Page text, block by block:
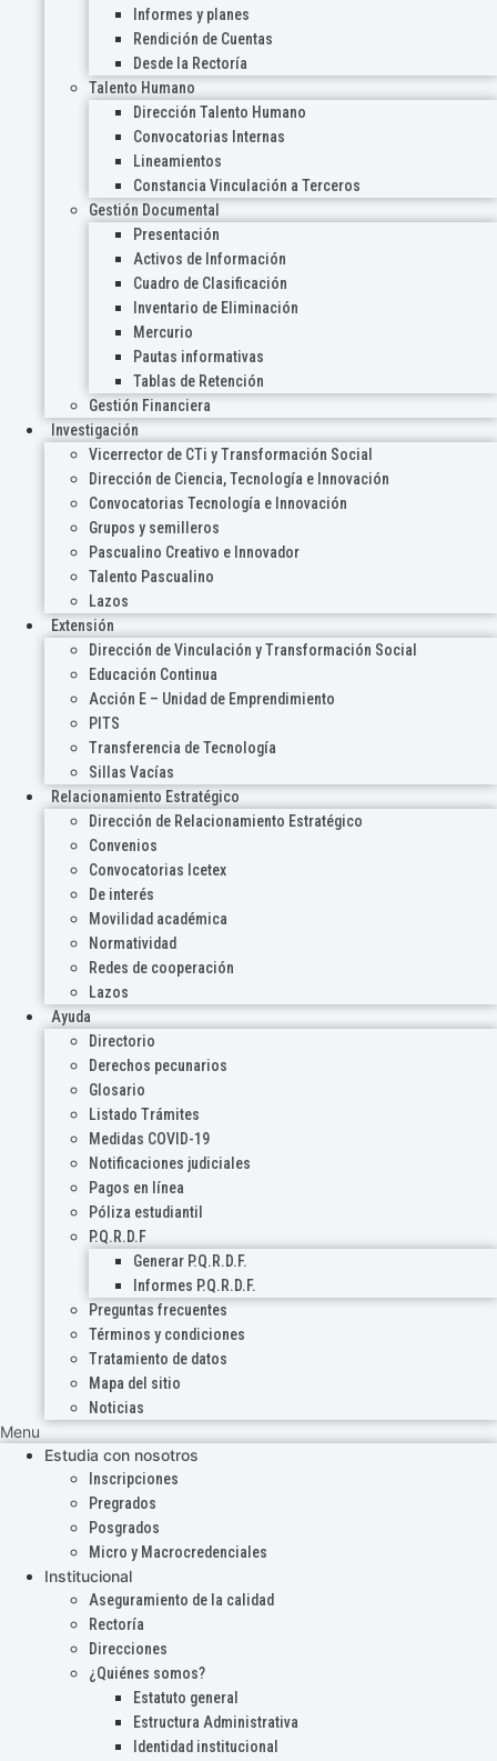
Informes y planes
Rendición de Cuentas
Desde la Rectoría
Talento Humano
Dirección Talento Humano
Convocatorias Internas
Lineamientos
Constancia Vinculación a Terceros
Gestión Documental
Presentación
Activos de Información
Cuadro de Clasificación
Inventario de Eliminación
Mercurio
Pautas informativas
Tablas de Retención
Gestión Financiera
Investigación
Vicerrector de CTi y Transformación Social
Dirección de Ciencia, Tecnología e Innovación
Convocatorias Tecnología e Innovación
Grupos y semilleros
Pascualino Creativo e Innovador
Talento Pascualino
Lazos
Extensión
Dirección de Vinculación y Transformación Social
Educación Continua
Acción E – Unidad de Emprendimiento
PITS
Transferencia de Tecnología
Sillas Vacías
Relacionamiento Estratégico
Dirección de Relacionamiento Estratégico
Convenios
Convocatorias Icetex
De interés
Movilidad académica
Normatividad
Redes de cooperación
Lazos
Ayuda
Directorio
Derechos pecunarios
Glosario
Listado Trámites
Medidas COVID-19
Notificaciones judiciales
Pagos en línea
Póliza estudiantil
P.Q.R.D.F
Generar P.Q.R.D.F.
Informes P.Q.R.D.F.
Preguntas frecuentes
Términos y condiciones
Tratamiento de datos
Mapa del sitio
Noticias
Menu
Estudia con nosotros
Inscripciones
Pregrados
Posgrados
Micro y Macrocredenciales
Institucional
Aseguramiento de la calidad
Rectoría
Direcciones
¿Quiénes somos?
Estatuto general
Estructura Administrativa
Identidad institucional